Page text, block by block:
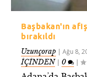
Başbakan'ın
bırakıldı
Uzunçorap |Ağu 8,
İÇİNDEN| 0 |